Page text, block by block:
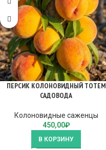
ПЕРСИК КОЛОНОВИДНЫЙ ТОТЕМ
САДОВОДА
Колоновидные саженцы
450,00₽
В КОРЗИНУ